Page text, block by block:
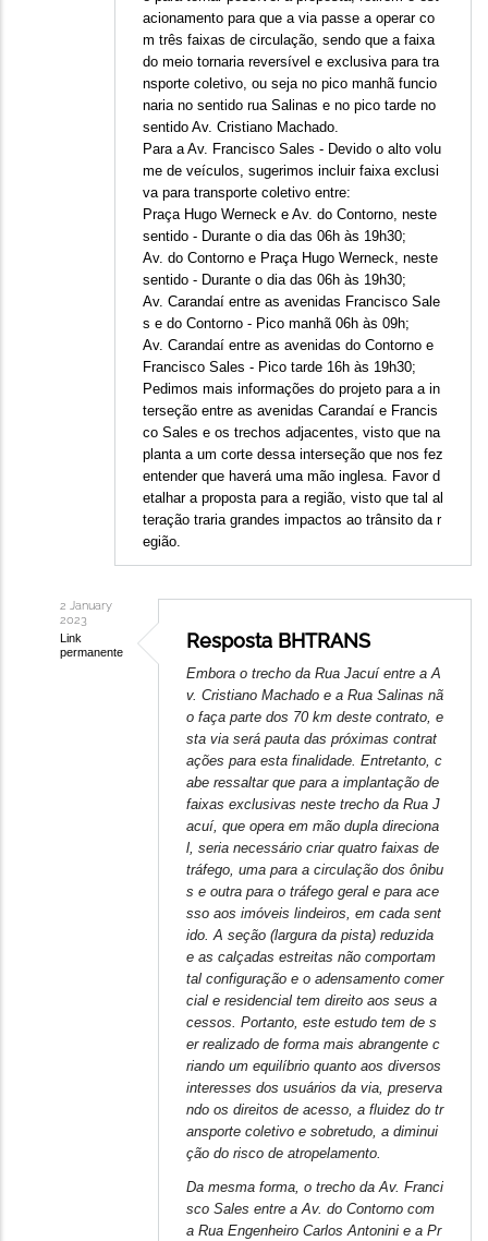
acionamento para que a via passe a operar co
m três faixas de circulação, sendo que a faixa
do meio tornaria reversível e exclusiva para tra
nsporte coletivo, ou seja no pico manhã funcio
naria no sentido rua Salinas e no pico tarde no
sentido Av. Cristiano Machado.
Para a Av. Francisco Sales - Devido o alto volu
me de veículos, sugerimos incluir faixa exclusi
va para transporte coletivo entre:
Praça Hugo Werneck e Av. do Contorno, neste
sentido - Durante o dia das 06h às 19h30;
Av. do Contorno e Praça Hugo Werneck, neste
sentido - Durante o dia das 06h às 19h30;
Av. Carandaí entre as avenidas Francisco Sale
s e do Contorno - Pico manhã 06h às 09h;
Av. Carandaí entre as avenidas do Contorno e
Francisco Sales - Pico tarde 16h às 19h30;
Pedimos mais informações do projeto para a in
terseção entre as avenidas Carandaí e Francis
co Sales e os trechos adjacentes, visto que na
planta a um corte dessa interseção que nos fez
entender que haverá uma mão inglesa. Favor d
etalhar a proposta para a região, visto que tal al
teração traria grandes impactos ao trânsito da r
egião.
2 January
2023
Link
permanente
Resposta BHTRANS
Embora o trecho da Rua Jacuí entre a A
v. Cristiano Machado e a Rua Salinas nã
o faça parte dos 70 km deste contrato, e
sta via será pauta das próximas contrat
ações para esta finalidade. Entretanto, c
abe ressaltar que para a implantação de
faixas exclusivas neste trecho da Rua J
acuí, que opera em mão dupla direciona
l, seria necessário criar quatro faixas de
tráfego, uma para a circulação dos ônibu
s e outra para o tráfego geral e para ace
sso aos imóveis lindeiros, em cada sent
ido. A seção (largura da pista) reduzida
e as calçadas estreitas não comportam
tal configuração e o adensamento comer
cial e residencial tem direito aos seus a
cessos. Portanto, este estudo tem de s
er realizado de forma mais abrangente c
riando um equilíbrio quanto aos diversos
interesses dos usuários da via, preserva
ndo os direitos de acesso, a fluidez do tr
ansporte coletivo e sobretudo, a diminui
ção do risco de atropelamento.
Da mesma forma, o trecho da Av. Franci
sco Sales entre a Av. do Contorno com
a Rua Engenheiro Carlos Antonini e a Pr